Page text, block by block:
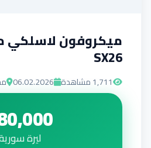
ميكروفون لاسلكي
SX26
1,711مشاهدة 06.02.2026
ليرة